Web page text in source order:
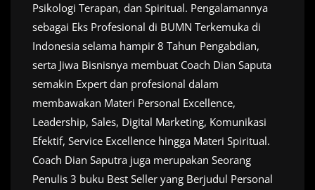
Psikologi Terapan, dan Spiritual. Pengalamannya
sebagai Eks Profesional di BUMN Terkemuka di
Indonesia selama hampir 8 Tahun Pengabdian,
serta Jiwa Bisnisnya membuat Coach Dian Saputa
semakin Expert dan profesional dalam
membawakan Materi Personal Excellence,
Leadership, Sales, Digital Marketing, Komunikasi
Efektif, Service Excellence hingga Materi Spiritual.
Coach Dian Saputra juga merupakan Seorang
Penulis 3 buku Best Seller yang Berjudul Personal